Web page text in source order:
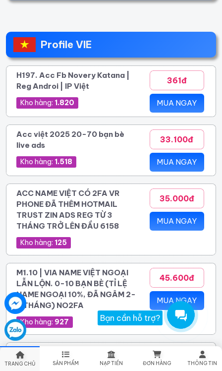
Bạn cần hỗ trợ?
TRANG CHỦ SẢN PHẨM NẠP TIỀN ĐƠN HÀNG THÔNG TIN
Profile VIE
H197. Acc Fb Novery Katana |
Reg Androi | IP Việt
Kho hàng: 1.820
361đ
MUA NGAY
Acc việt 2025 20-70 bạn bè
live ads
Kho hàng: 1.518
33.100đ
MUA NGAY
ACC NAME VIỆT CÓ 2FA VR
PHONE ĐÃ THÊM HOTMAIL
TRUST ZIN ADS REG TỪ 3
THÁNG TRỞ LÊN ĐẦU 6158
Kho hàng: 125
35.000đ
MUA NGAY
M1.10 | VIA NAME VIỆT NGOẠI
LẪN LỘN. 0-10 BẠN BÈ (TỈ LỆ
NAME NGOẠI 10%, ĐÃ NGÂM 2-
8 THÁNG) NO2FA
Kho hàng: 927
45.600đ
MUA NGAY
UID 6158X - 6159X NAME VIỆT
NGOẠI RANDOM 0 - 10 BẠN BÈ
48.300đ